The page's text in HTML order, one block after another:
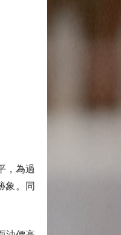
，為過
象。同